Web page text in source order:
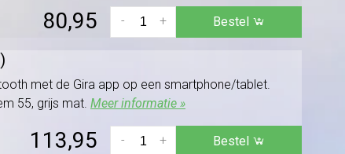
80,95 +
- Bestel
met de Gira app op een smartphone/tablet.
55, grijs mat. Meer informatie »
113,95 +
- Bestel